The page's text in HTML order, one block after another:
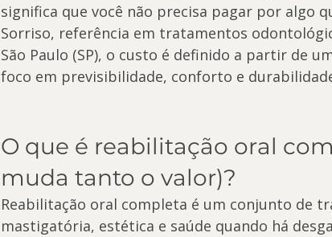
significa que você não precisa pagar por algo
Sorriso, referência em tratamentos
São Paulo (SP), o custo é definido a partir de
foco em previsibilidade, conforto e
O que é reabilitação oral
muda tanto o valor)?
Reabilitação oral completa é um conjunto de
mastigatória, estética e saúde quando há